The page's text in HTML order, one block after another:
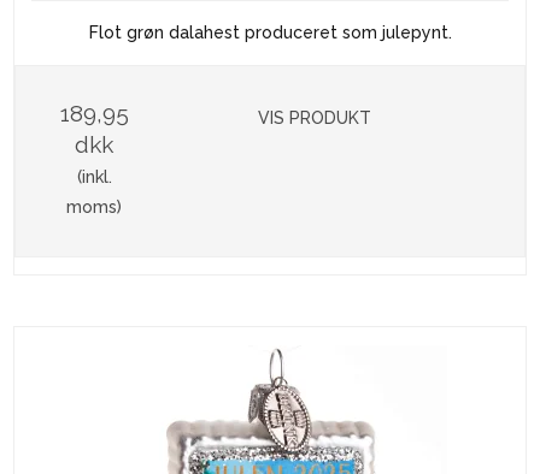
Flot grøn dalahest produceret som julepynt.
189,95
dkk
(inkl.
moms)
VIS PRODUKT